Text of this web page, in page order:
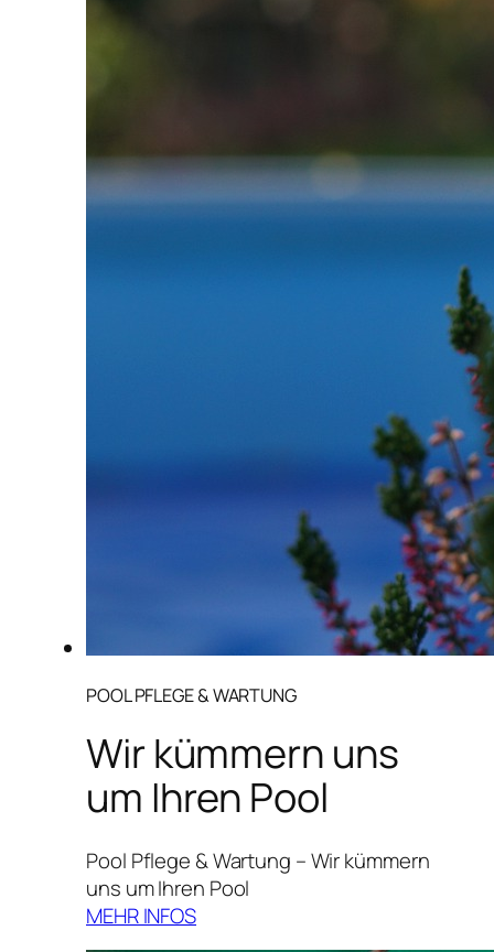
POOL PFLEGE & WARTUNG
Wir kümmern uns
um Ihren Pool
Pool Pflege & Wartung – Wir kümmern
uns um Ihren Pool
MEHR INFOS